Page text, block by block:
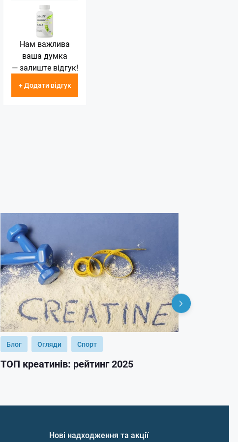
Нам важлива
ваша думка
— залиште відгук!
+ Додати відгук
Блог Огляди Спорт
ТОП креатинів: рейтинг 2025
Нові надходження та акції